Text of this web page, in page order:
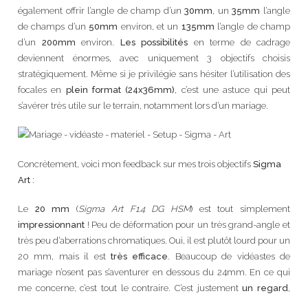
également offrir l’angle de champ d’un30mm, un35mm l’angle
de champs d’un 50mm environ, et un 135mm l’angle de champ
d’un 200mm environ. Les possibilités en terme de cadrage
deviennent énormes, avec uniquement 3 objectifs choisis
stratégiquement. Même si je privilégie sans hésiter l’utilisation des
focales en plein format (24x36mm), c’est une astuce qui peut
s’avérer très utile sur le terrain, notamment lors d’un mariage.
Concrètement, voici mon feedback sur mes trois objectifs Sigma
Art :
Le 20 mm (Sigma Art F1.4 DG HSM) est tout simplement
impressionnant ! Peu de déformation pour un très grand-angle et
très peu d’aberrations chromatiques. Oui, il est plutôt lourd pour un
20 mm, mais il est très efficace. Beaucoup de vidéastes de
mariage n’osent pas s’aventurer en dessous du 24mm. En ce qui
me concerne, c’est tout le contraire. C’est justementun regard,